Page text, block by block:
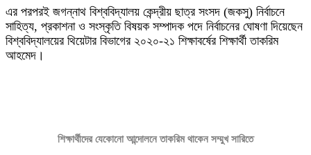
এর পরপরই জগন্নাথ বিশ্ববিদ্যালয় কেন্দ্রীয় ছাত্র সংসদ (জকসু) নির্বাচনে
সাহিত্য, প্রকাশনা ও সংস্কৃতি বিষয়ক সম্পাদক পদে নির্বাচনের ঘোষণা দিয়েছেন
বিশ্ববিদ্যালয়ের থিয়েটার বিভাগের ২০২০-২১ শিক্ষাবর্ষের শিক্ষার্থী তাকরিম
আহমেদ।
শিক্ষার্থীদের যেকোনো আন্দোলনে তাকরিম থাকেন সম্মুখ সারিতে